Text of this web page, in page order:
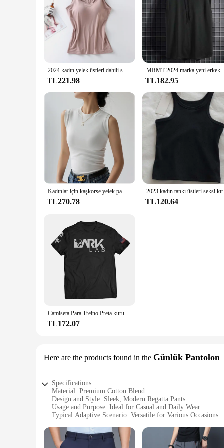
2024 kadın yelek üstleri dahili sutyen boyun yelek yastıklı Slim Fit tankı üstleri seksi gömlek Feminino rahat
TL221.98
MRMT 2024 marka yeni
TL182.95
Kadınlar için kaşkorse yelek pamuk yuvarlak boyun renkli temel kolsuz fanila yan bölünme C4878 için kapsama ile Tees Tops
TL270.78 TL120.64
Camiseta Para Treino Preta kuru-fit Dark Lab - Camisa akademi, Fitness, muscula,, kuru FIT
TL172.07
Here are the products found in the Günlük Pantolon
Specifications:
Material: Premium Cotton Blend
Design and Style: Sleek, Modern Regatta Pants
Usage and Purpose: Ideal for Casual and Daily Wear
Typical Adaptive Scenario: Versatile for Various Occasions
Performance and Property: Comfortable Fit with Durable